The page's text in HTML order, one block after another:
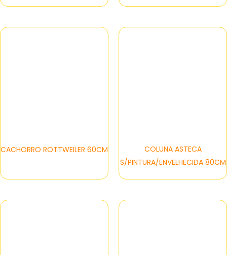
CACHORRO ROTTWEILER 60CM
COLUNA ASTECA
S/PINTURA/ENVELHECIDA 80CM